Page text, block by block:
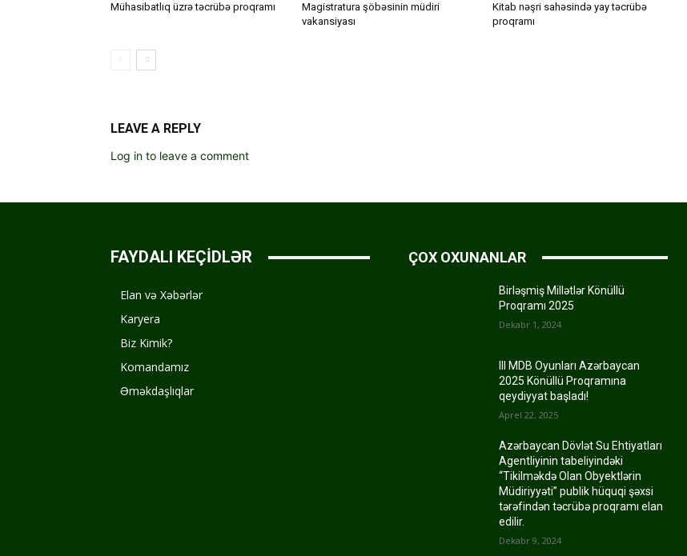
Mühasibatlıq üzrə təcrübə proqramı
Magistratura şöbəsinin müdiri
vakansiyası
Kitab nəşri sahəsində yay təcrübə
proqramı
LEAVE A REPLY
Log in to leave a comment
FAYDALI KEÇİDLƏR
Elan və Xəbərlər
Karyera
Biz Kimik?
Komandamız
Əməkdaşlıqlar
ÇOX OXUNANLAR
Birləşmiş Millətlər Könüllü
Proqramı 2025
Dekabr 1, 2024
III MDB Oyunları Azərbaycan
2025 Könüllü Proqramına
qeydiyyat başladı!
Aprel 22, 2025
Azərbaycan Dövlət Su Ehtiyatları
Agentliyinin tabeliyindəki
“Tikilməkdə Olan Obyektlərin
Müdiriyyəti” publik hüquqi şəxsi
tərəfindən təcrübə proqramı elan
edilir.
Dekabr 9, 2024